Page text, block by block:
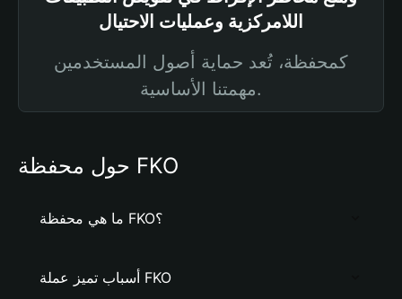
اللامركزية وعمليات الاحتيال
كمحفظة، تُعد حماية أصول المستخدمين
مهمتنا الأساسية.
حول محفظة FKO
ما هي محفظة FKO؟
أسباب تميز عملة FKO